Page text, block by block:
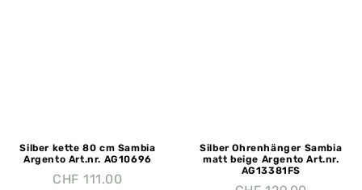
Silber kette 80 cm Sambia
Argento Art.nr. AG10696
CHF 111.00
Silber Ohrenhänger Sambia
matt beige Argento Art.nr.
AG13381FS